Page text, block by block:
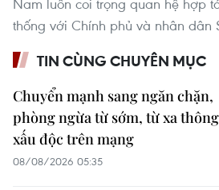
thống với Chính phủ và nhân dân
TIN CÙNG CHUYÊN MỤC
Chuyển mạnh sang ngăn chặn,
phòng ngừa từ sớm, từ xa
xấu độc trên mạng
08/08/2026 05:35